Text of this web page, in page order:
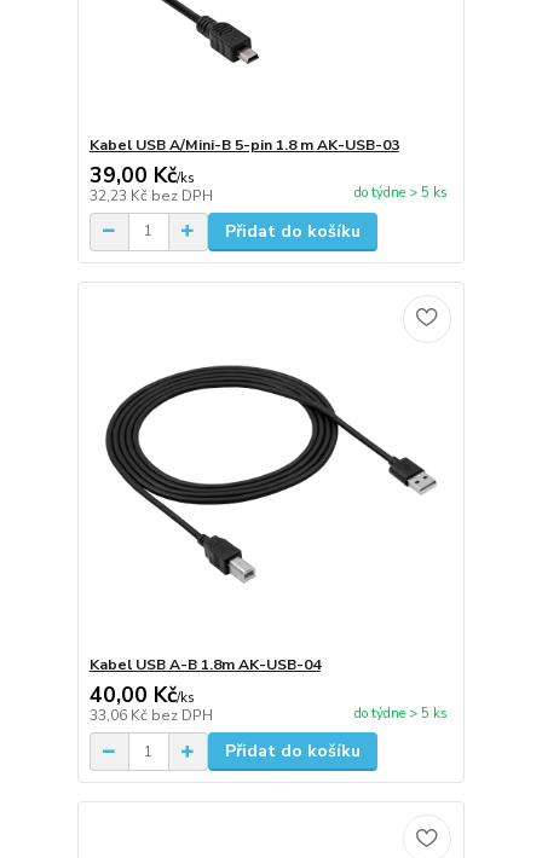
Kabel USB A/Mini-B 5-pin 1.8 m AK-USB-03
39,00 Kč/ks
32,23 Kč bez DPH do týdne > 5 ks
Přidat do košíku
Kabel USB A-B 1.8m AK-USB-04
40,00 Kč/ks
33,06 Kč bez DPH do týdne > 5 ks
Přidat do košíku